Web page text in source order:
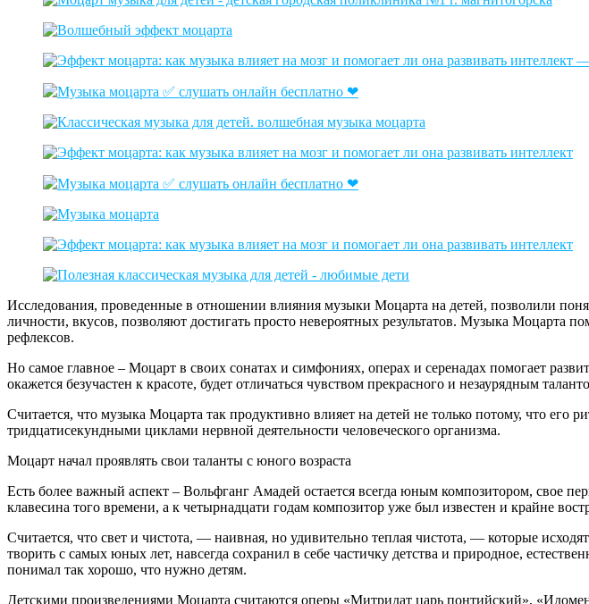
Исследования, проведенные в отношении влияния музыки Моцарта на детей, позволили
личности, вкусов, позволяют достигать просто невероятных результатов. Музыка Моцарта
рефлексов.
Но самое главное – Моцарт в своих сонатах и симфониях, операх и серенадах помогает
окажется безучастен к красоте, будет отличаться чувством прекрасного и незаурядным
Считается, что музыка Моцарта так продуктивно влияет на детей не только потому, что его
тридцатисекундными циклами нервной деятельности человеческого организма.
Моцарт начал проявлять свои таланты с юного возраста
Есть более важный аспект – Вольфганг Амадей остается всегда юным композитором, свое
клавесина того времени, а к четырнадцати годам композитор уже был известен и крайне
Считается, что свет и чистота, — наивная, но удивительно теплая чистота, — которые
творить с самых юных лет, навсегда сохранил в себе частичку детства и природное,
понимал так хорошо, что нужно детям.
Детскими произведениями Моцарта считаются оперы «Митридат царь понтийский»,